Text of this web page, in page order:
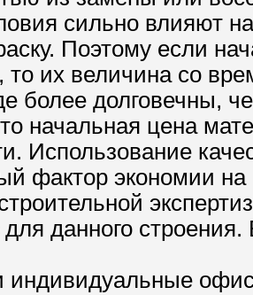
сильно влияют
Поэтому если
их величина со
более долговечны,
начальная цена
Использование
фактор экономии на
данного